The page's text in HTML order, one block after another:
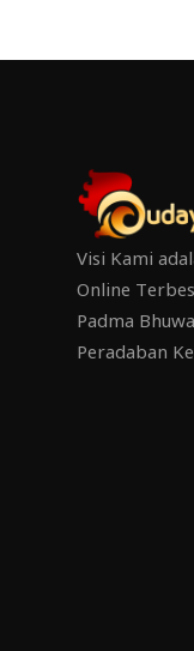
Visi Kami
Online
Padma
Peradaban